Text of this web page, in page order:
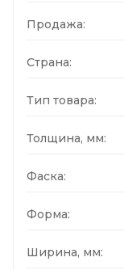
Продажа:
Страна:
Тип товара:
Толщина, мм:
Фаска:
Форма:
Ширина, мм: